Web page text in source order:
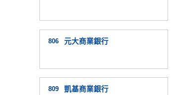
806 元大商業銀行
809 凱基商業銀行